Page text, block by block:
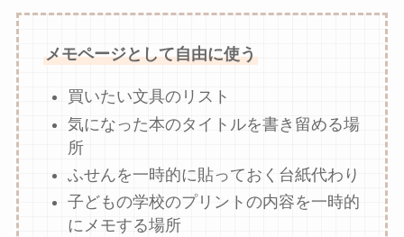
メモページとして自由に使う
買いたい文具のリスト
気になった本のタイトルを書き留める場
所
ふせんを一時的に貼っておく台紙代わり
子どもの学校のプリントの内容を一時的
にメモする場所